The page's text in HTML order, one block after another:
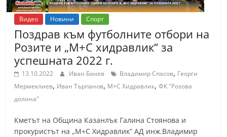
Видео Новини Спорт
Поздрав към футболните отбори на
Розите и „М+С хидравлик“ за
успешната 2022 г.
13.10.2022 Иван Бонев Владимир Спасов, Георги
Мермеклиев, Иван Търпанов, М+С Хидравлик,ФК "Розова
долина"
Кметът на Община Казанлък Галина Стоянова и
прокуристът на „М+С Хидравлик” АД инж.Владимир